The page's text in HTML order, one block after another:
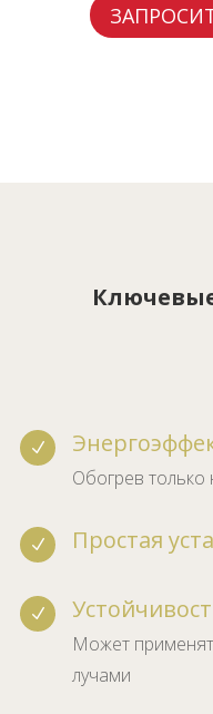
N
Обогрев только
N Простая
N
Может
лучами